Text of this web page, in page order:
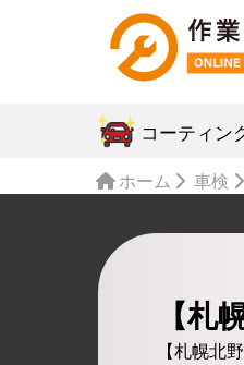
コーティン
ホーム 車検
【札
【札幌北